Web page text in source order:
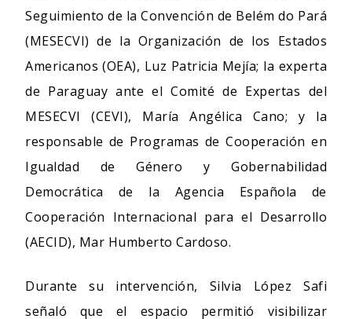
Seguimiento de la Convención de Belém do Pará
(MESECVI) de la Organización de los Estados
Americanos (OEA), Luz Patricia Mejía; la experta
de Paraguay ante el Comité de Expertas del
MESECVI (CEVI), María Angélica Cano; y la
responsable de Programas de Cooperación en
Igualdad de Género y Gobernabilidad
Democrática de la Agencia Española de
Cooperación Internacional para el Desarrollo
(AECID), Mar Humberto Cardoso.
Durante su intervención, Silvia López Safi
señaló que el espacio permitió visibilizar